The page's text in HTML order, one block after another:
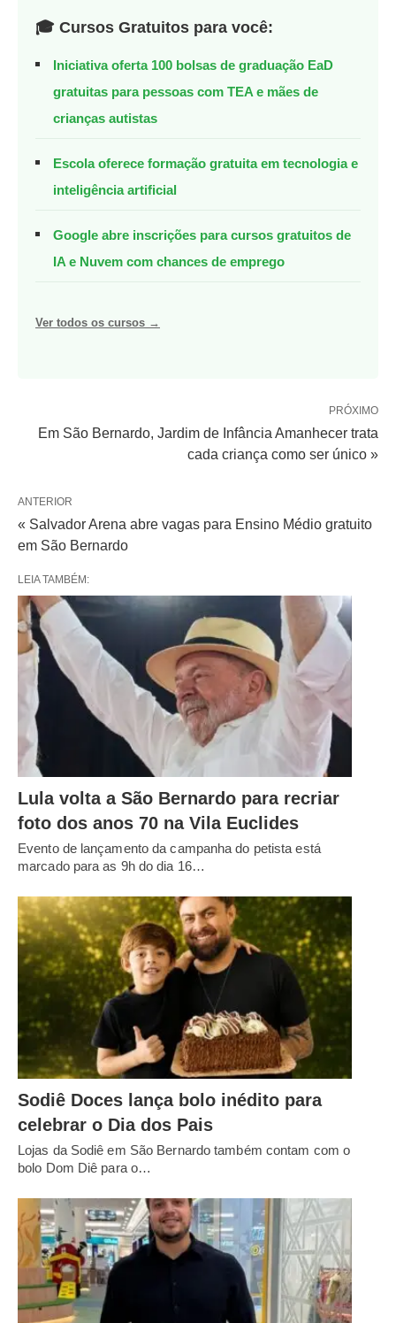
🎓 Cursos Gratuitos para você:
Iniciativa oferta 100 bolsas de graduação EaD
gratuitas para pessoas com TEA e mães de
crianças autistas
Escola oferece formação gratuita em tecnologia e
inteligência artificial
Google abre inscrições para cursos gratuitos de
IA e Nuvem com chances de emprego
Ver todos os cursos →
PRÓXIMO
Em São Bernardo, Jardim de Infância Amanhecer trata
cada criança como ser único »
ANTERIOR
« Salvador Arena abre vagas para Ensino Médio gratuito
em São Bernardo
LEIA TAMBÉM:
Lula volta a São Bernardo para recriar
foto dos anos 70 na Vila Euclides
Evento de lançamento da campanha do petista está
marcado para as 9h do dia 16…
Sodiê Doces lança bolo inédito para
celebrar o Dia dos Pais
Lojas da Sodiê em São Bernardo também contam com o
bolo Dom Diê para o…